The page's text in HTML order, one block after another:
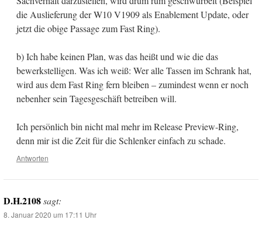
die Auslieferung der W10 V1909 als Enablement Update, oder
jetzt die obige Passage zum Fast Ring).
b) Ich habe keinen Plan, was das heißt und wie die das
bewerkstelligen. Was ich weiß: Wer alle Tassen im Schrank hat,
wird aus dem Fast Ring fern bleiben – zumindest wenn er noch
nebenher sein Tagesgeschäft betreiben will.
Ich persönlich bin nicht mal mehr im Release Preview-Ring,
denn mir ist die Zeit für die Schlenker einfach zu schade.
Antworten
D.H.2108sagt:
8. Januar 2020 um 17:11 Uhr